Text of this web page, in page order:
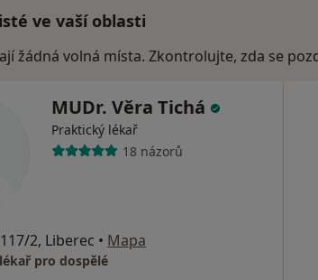
ve vaší oblasti
žádná volná místa. Zkontrolujte, zda se
MUDr. Věra Tichá
Praktický lékař
18 názorů
2, Liberec • Mapa
pro dospělé